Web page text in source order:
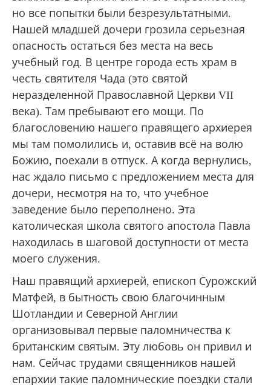
но все попытки были безрезультатными.
Нашей младшей дочери грозила серьезная
опасность остаться без места на весь
учебный год. В центре города есть храм в
честь святителя Чада (это святой
неразделенной Православной Церкви VII
века). Там пребывают его мощи. По
благословению нашего правящего архиерея
мы там помолились и, оставив всё на волю
Божию, поехали в отпуск. А когда вернулись,
нас ждало письмо с предложением места для
дочери, несмотря на то, что учебное
заведение было переполнено. Эта
католическая школа святого апостола Павла
находилась в шаговой доступности от места
моего служения.
Наш правящий архиерей, епископ Сурожский
Матфей, в бытность свою благочинным
Шотландии и Северной Англии
организовывал первые паломничества к
британским святым. Эту любовь он привил и
нам. Сейчас трудами священников нашей
епархии такие паломнические поездки стали